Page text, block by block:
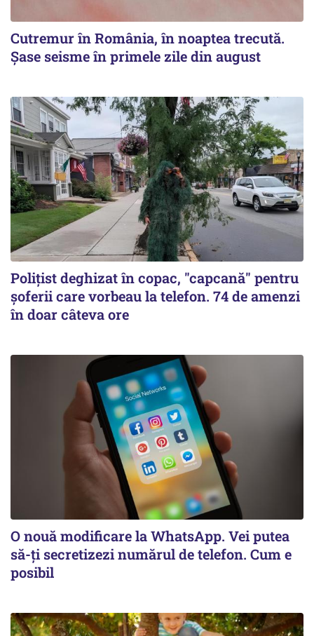
Cutremur în România, în noaptea trecută.
Șase seisme în primele zile din august
Polițist deghizat în copac, "capcană" pentru
șoferii care vorbeau la telefon. 74 de amenzi
în doar câteva ore
O nouă modificare la WhatsApp. Vei putea
să-ți secretizezi numărul de telefon. Cum e
posibil